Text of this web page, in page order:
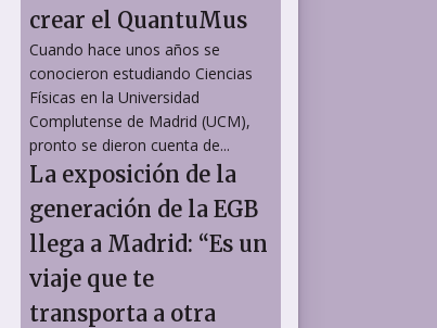
crear el QuantuMus
Cuando hace unos años se
conocieron estudiando Ciencias
Físicas en la Universidad
Complutense de Madrid (UCM),
pronto se dieron cuenta de...
La exposición de la
generación de la EGB
llega a Madrid: “Es un
viaje que te
transporta a otra